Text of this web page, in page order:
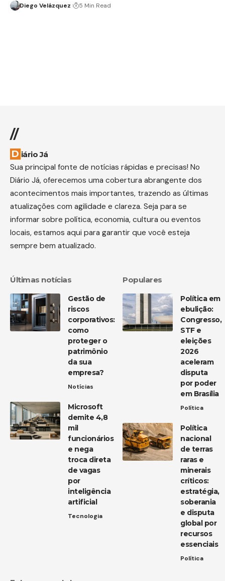
Diego Velázquez 5 Min Read
//
Diário Já
Sua principal fonte de notícias rápidas e precisas! No
Diário Já, oferecemos uma cobertura abrangente dos
acontecimentos mais importantes, trazendo as últimas
atualizações com agilidade e clareza. Seja para se
informar sobre política, economia, cultura ou eventos
locais, estamos aqui para garantir que você esteja
sempre bem atualizado.
Últimas notícias
Gestão de
riscos
corporativos:
como
proteger o
patrimônio
da sua
empresa?
Notícias
Microsoft
demite 4,8
mil
funcionários
e nega
troca direta
de vagas
por
inteligência
artificial
Tecnologia
Populares
Política em
ebulição:
Congresso,
STF e
eleições
2026
aceleram
disputa
por poder
em Brasília
Política
Política
nacional
de terras
raras e
minerais
críticos:
estratégia,
soberania
e disputa
global por
recursos
essenciais
Política